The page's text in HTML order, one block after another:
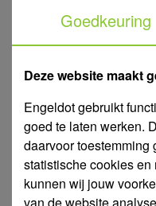
Voorraad:
: 0,37 kW
Min. opvoerhoogte: 11 m
991402LEO Bronpomp
Type: 4XRM4/8 Capaciteit
Goedkeuring
Deze website maakt
Engeldot gebruikt
goed te laten werken.
daarvoor toestemming
statistische cookies
kunnen wij jouw
van de website